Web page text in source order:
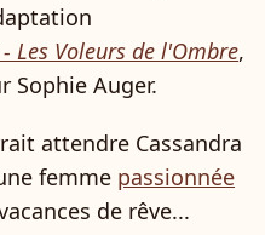
Les Voleurs de l'Ombre,
Sophie Auger.
attendre Cassandra
femme passionnée
de rêve...